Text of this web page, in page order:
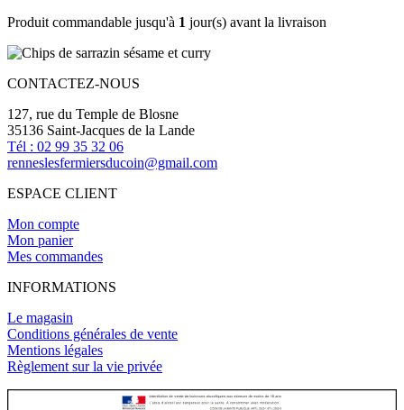
Produit commandable jusqu'à 1 jour(s) avant la livraison
CONTACTEZ-NOUS
127, rue du Temple de Blosne
35136 Saint-Jacques de la Lande
Tél : 02 99 35 32 06
renneslesfermiersducoin@gmail.com
ESPACE CLIENT
Mon compte
Mon panier
Mes commandes
INFORMATIONS
Le magasin
Conditions générales de vente
Mentions légales
Règlement sur la vie privée